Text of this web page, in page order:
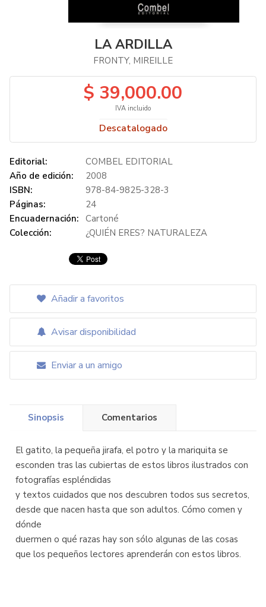
LA ARDILLA
FRONTY, MIREILLE
$ 39,000.00
IVA incluido
Descatalogado
Editorial:
COMBEL EDITORIAL
Año de edición:
2008
ISBN:
978-84-9825-328-3
Páginas:
24
Encuadernación: Cartoné
Colección:
¿QUIÉN ERES? NATURALEZA
Añadir a favoritos
Avisar disponibilidad
Enviar a un amigo
Sinopsis Comentarios
El gatito, la pequeña jirafa, el potro y la mariquita se
esconden tras las cubiertas de estos libros ilustrados con
fotografías espléndidas
y textos cuidados que nos descubren todos sus secretos,
desde que nacen hasta que son adultos. Cómo comen y
dónde
duermen o qué razas hay son sólo algunas de las cosas
que los pequeños lectores aprenderán con estos libros.